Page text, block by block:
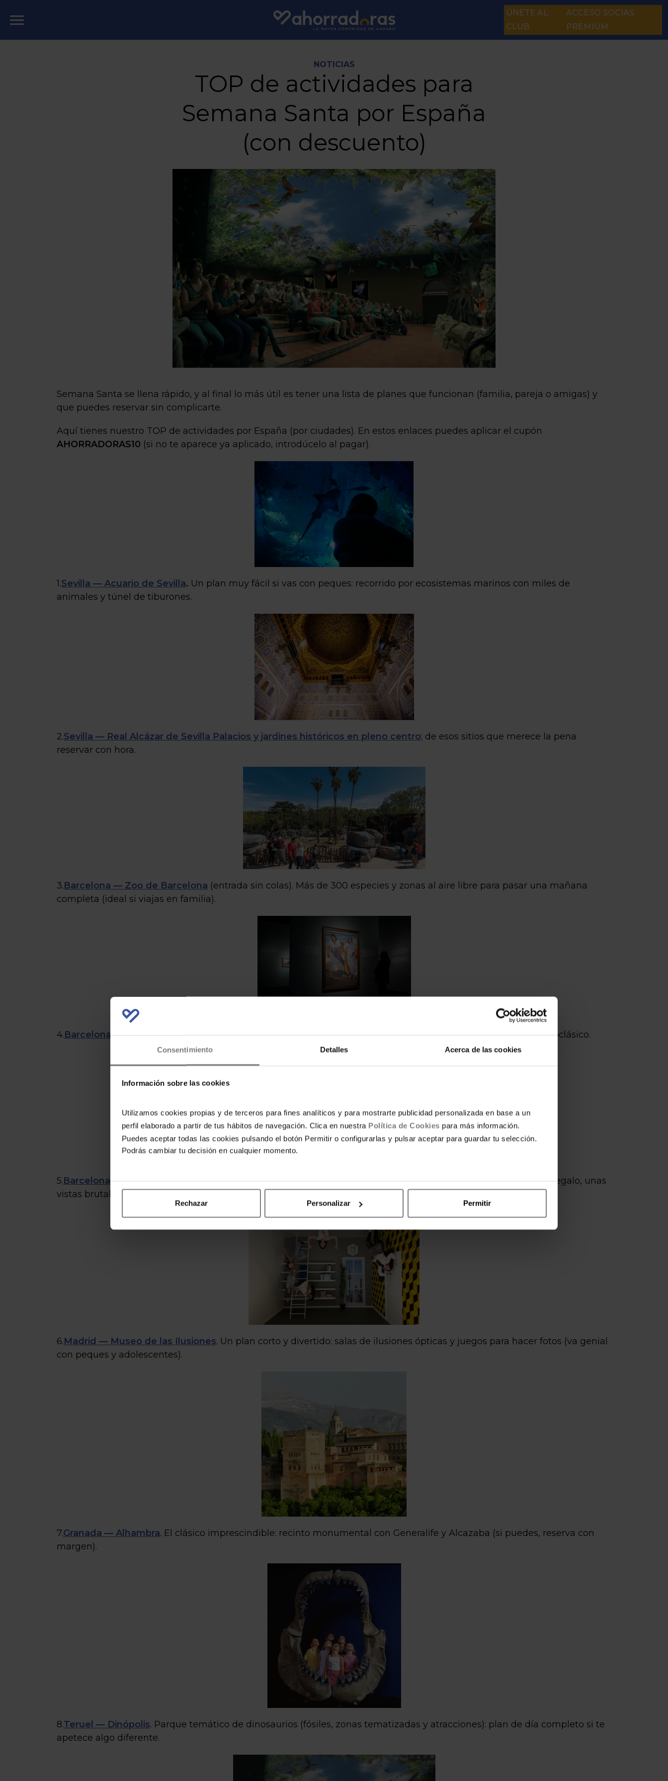
Consentimiento Detalles Acerca de las cookies
Información sobre las cookies
Utilizamos cookies propias y de terceros para fines analíticos y para mostrarte publicidad personalizada en base a un
perfil elaborado a partir de tus hábitos de navegación. Clica en nuestra Política de Cookies para más información.
Puedes aceptar todas las cookies pulsando el botón Permitir o configurarlas y pulsar aceptar para guardar tu selección.
Podrás cambiar tu decisión en cualquier momento.
Rechazar Personalizar Permitir
ÚNETE AL
CLUB
ACCESO SOCIAS
PREMIUM
NOTICIAS
TOP de actividades para
Semana Santa por España
(con descuento)
Semana Santa se llena rápido, y al final lo más útil es tener una lista de planes que funcionan (familia, pareja o amigas) y
que puedes reservar sin complicarte.
Aquí tienes nuestro TOP de actividades por España (por ciudades). En estos enlaces puedes aplicar el cupón
AHORRADORAS10 (si no te aparece ya aplicado, introdúcelo al pagar).
1.Sevilla — Acuario de Sevilla. Un plan muy fácil si vas con peques: recorrido por ecosistemas marinos con miles de
animales y túnel de tiburones.
2.Sevilla — Real Alcázar de Sevilla Palacios y jardines históricos en pleno centro; de esos sitios que merece la pena
reservar con hora.
3.Barcelona — Zoo de Barcelona (entrada sin colas). Más de 300 especies y zonas al aire libre para pasar una mañana
completa (ideal si viajas en familia).
4.Barcelona — Palau Martorell. Un plan cultural en el centro: exposiciones temporales de arte en un edificio neoclásico.
5.Barcelona — Parque de atracciones Tibidabo. Parque “de toda la vida” en la montaña, con atracciones y, de regalo, unas
vistas brutales de Barcelona.
6.Madrid — Museo de las Ilusiones. Un plan corto y divertido: salas de ilusiones ópticas y juegos para hacer fotos (va genial
con peques y adolescentes).
7.Granada — Alhambra. El clásico imprescindible: recinto monumental con Generalife y Alcazaba (si puedes, reserva con
margen).
8.Teruel — Dinópolis. Parque temático de dinosaurios (fósiles, zonas tematizadas y atracciones): plan de día completo si te
apetece algo diferente.